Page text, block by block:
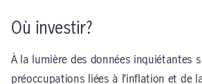
Où investir?
À la lumière des données inquiétantes
préoccupations liées à l’inflation et de